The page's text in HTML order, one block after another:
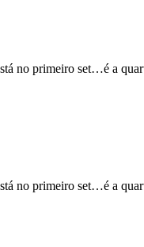
no primeiro set…é a
no primeiro set…é a